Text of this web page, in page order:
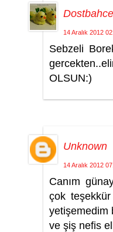
14 Aralık 2012
Sebzeli
OLSUN:)
Unknown
14 Aralık 2012
Canım
çok teşekkür
yetişemedim
ve şiş nefis